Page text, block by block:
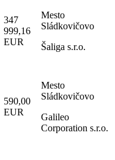
347
999,16
EUR
Mesto
Sládkovičovo
Šaliga s.r.o.
590,00
EUR
Mesto
Sládkovičovo
Galileo
Corporation s.r.o.